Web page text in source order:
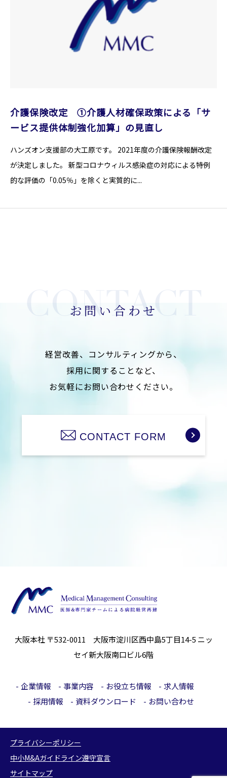
介護保険改定 ①介護人材確保政策による「サ
ービス提供体制強化加算」の見直し
ハンズオン支援部の大工原です。 2021年度の介護保険報酬改定
が決定しました。 新型コロナウィルス感染症の対応による特例
的な評価の「0.05％」を除くと実質的に...
お問い合わせ
経営改善、コンサルティングから、
採用に関することなど、
お気軽にお問い合わせください。
CONTACT FORM
大阪本社 〒532-0011 大阪市淀川区西中島5丁目14-5 ニッ
セイ新大阪南口ビル6階
企業情報 事業内容 お役立ち情報
求人情報
採用情報
資料ダウンロード お問い合わせ
プライバシーポリシー
中小M&Aガイドライン遵守宣言
サイトマップ